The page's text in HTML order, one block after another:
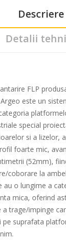
Descriere
Detalii
FLP
este un
special
si a lizelor,
foarte mic,
(52mm),
coborare la
au o lungime a
mica, oferind
a trage/impinge
pe suprafata